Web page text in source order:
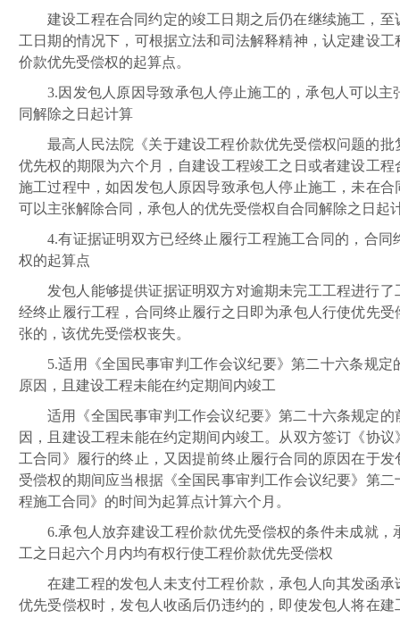
建设工程在合同约定的竣工日期之后仍在继续施工，
工日期的情况下，可根据立法和司法解释精神，认定建设
价款优先受偿权的起算点。
3.因发包人原因导致承包人停止施工的，承包人可以
同解除之日起计算
最高人民法院《关于建设工程价款优先受偿权问题的
优先权的期限为六个月，自建设工程竣工之日或者建设工
施工过程中，如因发包人原因导致承包人停止施工，未在
可以主张解除合同，承包人的优先受偿权自合同解除之日起
4.有证据证明双方已经终止履行工程施工合同的，合
权的起算点
发包人能够提供证据证明双方对逾期未完工工程进行
经终止履行工程，合同终止履行之日即为承包人行使优先
张的，该优先受偿权丧失。
5.适用《全国民事审判工作会议纪要》第二十六条规
原因，且建设工程未能在约定期间内竣工
适用《全国民事审判工作会议纪要》第二十六条规定
因，且建设工程未能在约定期间内竣工。从双方签订《协
工合同》履行的终止，又因提前终止履行合同的原因在于
受偿权的期间应当根据《全国民事审判工作会议纪要》第
程施工合同》的时间为起算点计算六个月。
6.承包人放弃建设工程价款优先受偿权的条件未成就
工之日起六个月内均有权行使工程价款优先受偿权
在建工程的发包人未支付工程价款，承包人向其发函
优先受偿权时，发包人收函后仍违约的，即使发包人将在